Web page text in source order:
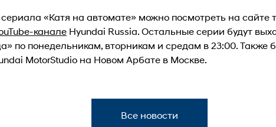
«Катя на автомате» можно посмотреть на сайте
канале Hyundai Russia. Остальные серии будут
по понедельникам, вторникам и средам в 23:00. Также
MotorStudio на Новом Арбате в Москве.
Все новости